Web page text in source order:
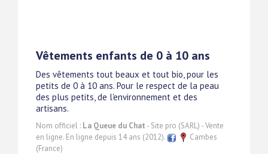
Vêtements enfants de 0 à 10 ans
Des vêtements tout beaux et tout bio, pour les
petits de 0 à 10 ans. Pour le respect de la peau
des plus petits, de l'environnement et des
artisans.
Nom officiel : La Queue du Chat - Site pro (SARL) - Vente
en ligne. En ligne depuis 14 ans (2012).
Cambes
(France)